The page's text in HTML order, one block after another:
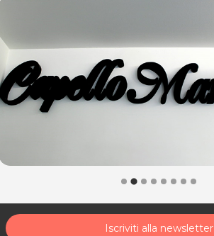
Iscriviti alla newsletter